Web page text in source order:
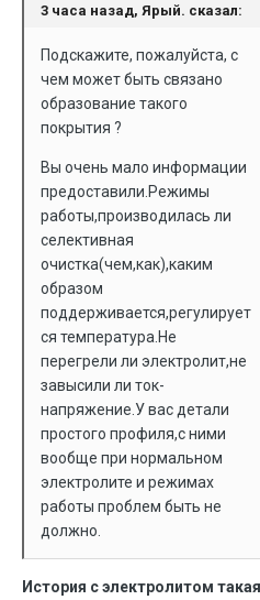
3 часа назад, Ярый. сказал:
Подскажите, пожалуйста, с
чем может быть связано
образование такого
покрытия ?
Вы очень мало информации
предоставили.Режимы
работы,производилась ли
селективная
очистка(чем,как),каким
образом
поддерживается,регулирует
ся температура.Не
перегрели ли электролит,не
завысили ли ток-
напряжение.У вас детали
простого профиля,с ними
вообще при нормальном
электролите и режимах
работы проблем быть не
должно.
История с электролитом